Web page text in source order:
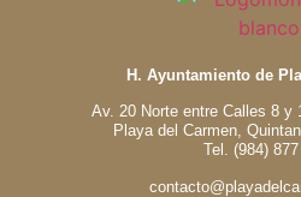
H. Ayuntamiento de
Av. 20 Norte entre Calles 8 y
Playa del Carmen,
Tel. (984)